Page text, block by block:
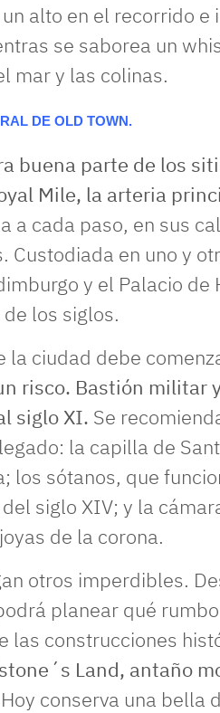
alto en el recorrido
se saborea un
mar y las colinas.
DE OLD TOWN.
buena parte de los
Mile, la arteria
a cada paso, en sus
Custodiada en uno y
y el Palacio
los siglos.
la ciudad debe
risco. Bastión militar
siglo XI. Se
la capilla de
los sótanos, que
siglo XIV; y la
de la corona.
otros imperdibles.
planear qué
las construcciones
Land, antaño
Hoy conserva una bella